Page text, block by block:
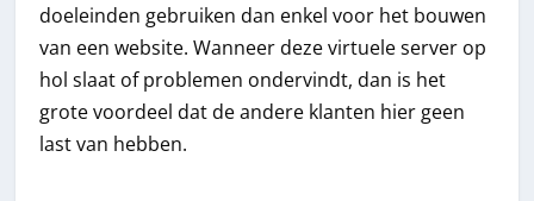
doeleinden gebruiken dan enkel voor het bouwen
van een website. Wanneer deze virtuele server op
hol slaat of problemen ondervindt, dan is het
grote voordeel dat de andere klanten hier geen
last van hebben.